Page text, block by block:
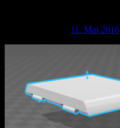
11. Mai 2016